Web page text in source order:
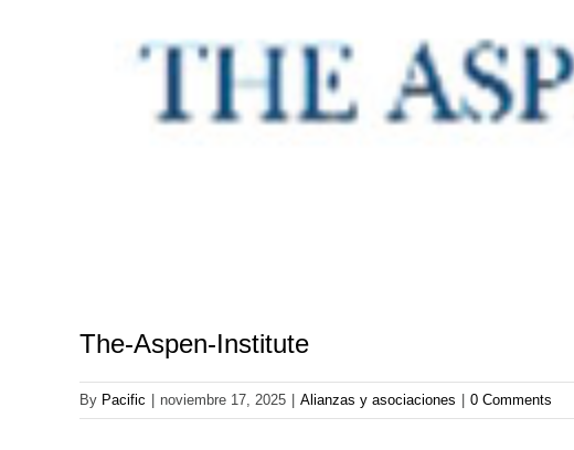
The-Aspen-Institute
By Pacific noviembre 17, 2025 Alianzas y asociaciones 0 Comments